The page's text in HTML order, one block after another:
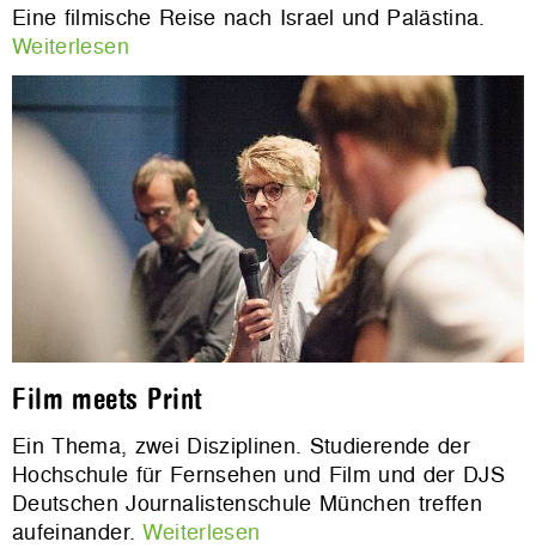
Eine filmische Reise nach Israel und Palästina.
Weiterlesen
Film meets Print
Ein Thema, zwei Disziplinen. Studierende der
Hochschule für Fernsehen und Film und der DJS
Deutschen Journalistenschule München treffen
aufeinander.Weiterlesen